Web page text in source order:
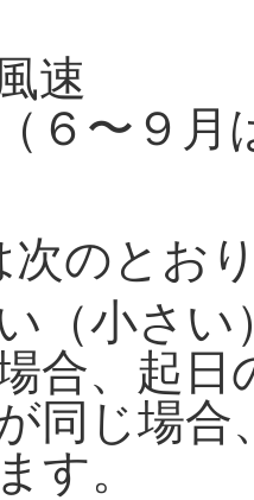
速
６〜９月
次のとお
（小さい
合、起日
同じ場
す。